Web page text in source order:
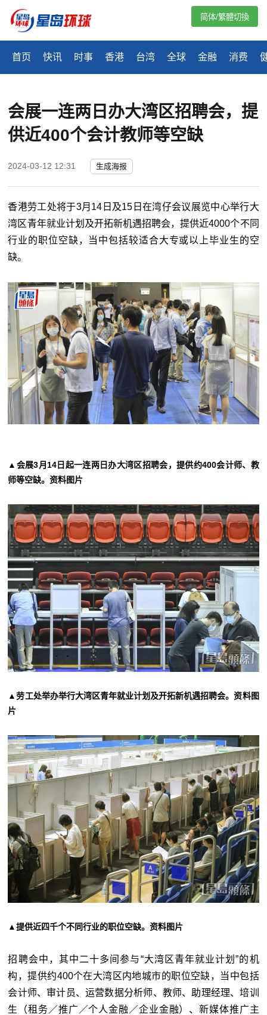
首页 快讯 时事 香港 台湾 全球 金融 消费
简体/繁體切換
会展一连两日办大湾区招聘会，提
供近400个会计教师等空缺
2024-03-12 12:31 生成海报
香港劳工处将于3月14日及15日在湾仔会议展览中心举行大
湾区青年就业计划及开拓新机遇招聘会，提供近4000个不同
行业的职位空缺，当中包括较适合大专或以上毕业生的空
缺。
▲会展3月14日起一连两日办大湾区招聘会，提供约400会计师、教
师等空缺。资料图片
▲劳工处举办举行大湾区青年就业计划及开拓新机遇招聘会。资料图
片
▲提供近四千个不同行业的职位空缺。资料图片
招聘会中，其中二十多间参与“大湾区青年就业计划”的机
构，提供约400个在大湾区内地城市的职位空缺，当中包括
会计师、审计员、运营数据分析师、教师、助理经理、培训
生（租务／推广／个人金融／企业金融）、新媒体推广主